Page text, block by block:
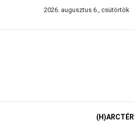
2026. augusztus 6., csütörtök
(H)ARCTÉR